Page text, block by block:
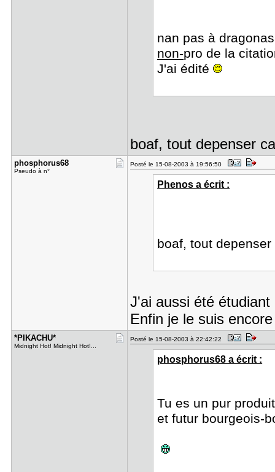
nan pas à
non-pro de la
J'ai édité
boaf, tout depenser
phosphorus​68
Pseudo à n°
Posté le 15-08-2003 à 19:56:50
Phenos a écrit :
boaf, tout
J'ai aussi été
Enfin je le suis
*PIKACHU*
Midnight Hot! Midnight Hot!...
Posté le 15-08-2003 à 22:42:22
phosphorus68 a écrit :
Tu es un pur
et futur bourgeois-